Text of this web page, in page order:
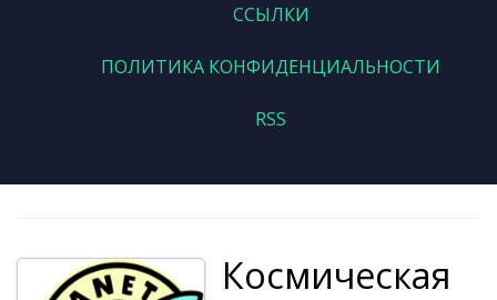
ССЫЛКИ
ПОЛИТИКА КОНФИДЕНЦИАЛЬНОСТИ
RSS
Космическая